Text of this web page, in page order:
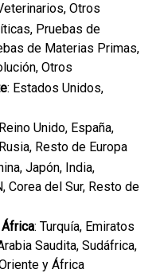
Otros
Pruebas de
de Materias Primas,
Otros
: Estados Unidos,
Unido, España,
Resto de Europa
Japón, India,
Corea del Sur, Resto de
: Turquía, Emiratos
Saudita, Sudáfrica,
y África